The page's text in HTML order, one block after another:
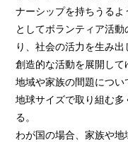
ナーシップを持ちうる
としてボランティア活
り、社会の活力を生み
創造的な活動を展開し
地域や家族の間題につい
地球サイズで取り組む
る。
わが国の場合、家族や